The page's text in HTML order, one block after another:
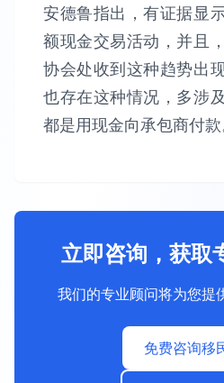
安德鲁指出，有证据显
额现金交易活动，并且
协会处收到这种趋势出
也存在这种情况，多涉
都是用现金向承包商付款
立即咨询，获取
我们的专业顾问将为您提
免费咨询移